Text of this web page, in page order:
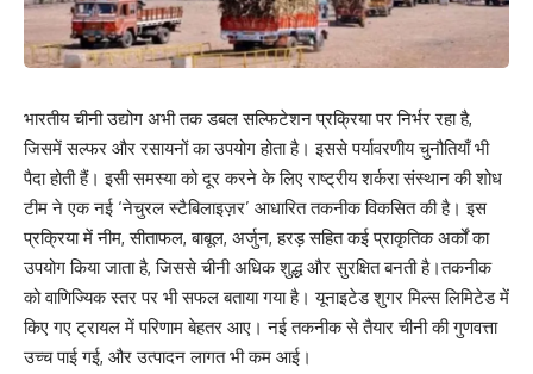
भारतीय चीनी उद्योग अभी तक डबल सल्फिटेशन प्रक्रिया पर निर्भर रहा है,
जिसमें सल्फर और रसायनों का उपयोग होता है। इससे पर्यावरणीय चुनौतियाँ भी
पैदा होती हैं। इसी समस्या को दूर करने के लिए राष्ट्रीय शर्करा संस्थान की शोध
टीम ने एक नई ‘नेचुरल स्टैबिलाइज़र’ आधारित तकनीक विकसित की है। इस
प्रक्रिया में नीम, सीताफल, बाबूल, अर्जुन, हरड़ सहित कई प्राकृतिक अर्कों का
उपयोग किया जाता है, जिससे चीनी अधिक शुद्ध और सुरक्षित बनती है।तकनीक
को वाणिज्यिक स्तर पर भी सफल बताया गया है। यूनाइटेड शुगर मिल्स लिमिटेड में
किए गए ट्रायल में परिणाम बेहतर आए। नई तकनीक से तैयार चीनी की गुणवत्ता
उच्च पाई गई, और उत्पादन लागत भी कम आई।